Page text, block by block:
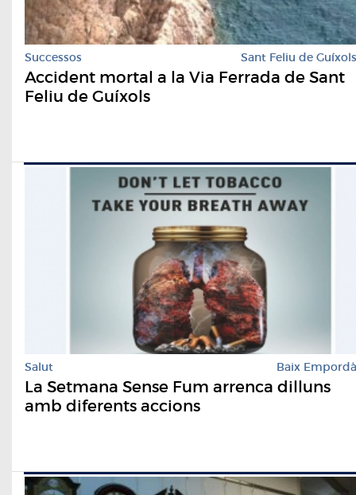
Successos Sant Feliu de Guíxols
Accident mortal a la Via Ferrada de Sant
Feliu de Guíxols
Salut Baix Empordà
La Setmana Sense Fum arrenca dilluns
amb diferents accions